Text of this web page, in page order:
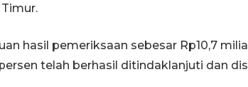
hasil pemeriksaan sebesar Rp10,7
telah berhasil ditindaklanjuti dan